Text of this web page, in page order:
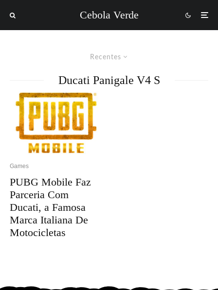
Cebola Verde
Recentes
Ducati Panigale V4 S
Games
PUBG Mobile Faz
Parceria Com
Ducati, a Famosa
Marca Italiana De
Motocicletas